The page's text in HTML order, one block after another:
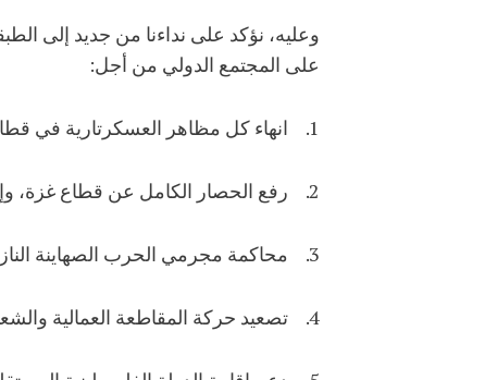
وعليه، نؤكد على نداءنا من جديد إلى
على المجتمع الدولي من أجل:
1. انهاء كل مظاهر العسكرتارية في قطاع غزة والانسحاب الكامل لجيش الاحتلال.
2. رفع الحصار الكامل عن قطاع غزة، وإعادة إعمار ما دمّره الاحتلال.
3. محاكمة مجرمي الحرب الصهاينة النازيين ومن يدعمهم في المحاكم الدولية والشعبية.
4. تصعيد حركة المقاطعة العمالية والشعبية حتى إنهاء الاحتلال وتفكيك نظام الاستعمار والفصل العنصري.